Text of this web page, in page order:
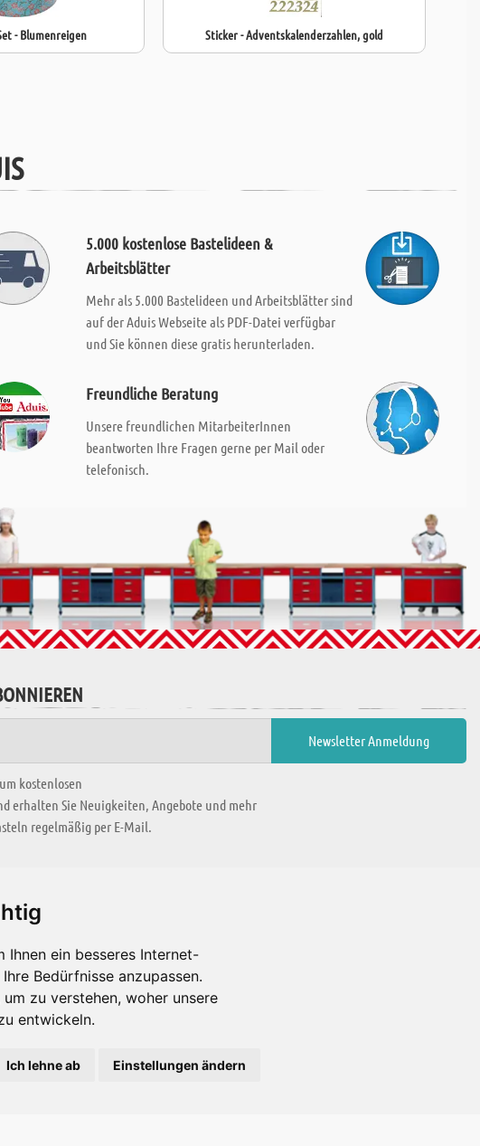
Ihnen ein besseres Internet-
Bedürfnisse anzupassen.
zu verstehen, woher unsere
entwickeln.
Ich lehne ab Einstellungen ändern
- Blumenreigen Sticker - Adventskalenderzahlen, gold
5.000 kostenlose Bastelideen &
Arbeitsblätter
Mehr als 5.000 Bastelideen und Arbeitsblätter sind
auf der Aduis Webseite als PDF-Datei verfügbar
und Sie können diese gratis herunterladen.
Freundliche Beratung
Unsere freundlichen MitarbeiterInnen
beantworten Ihre Fragen gerne per Mail oder
telefonisch.
kostenlosen
erhalten Sie Neuigkeiten, Angebote und mehr
regelmäßig per E-Mail.
Es gibt uns auch in